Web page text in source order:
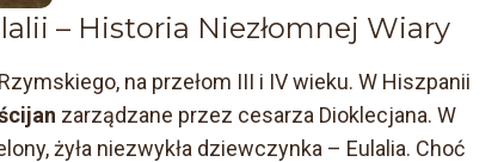
– Historia Niezłomnej Wiary
na przełom III i IV wieku. W Hiszpanii
zarządzane przez cesarza Dioklecjana. W
żyła niezwykła dziewczynka – Eulalia. Choć